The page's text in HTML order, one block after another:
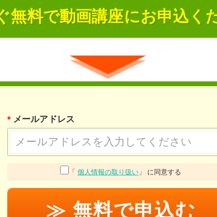
無料で動画講座にお申込く
* メールアドレス
「 個人情報の取り扱い 」 に同意する